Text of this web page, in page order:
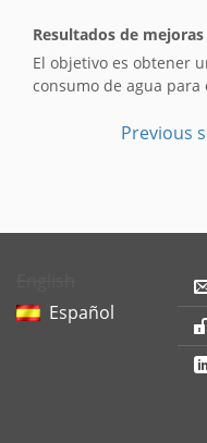
Resultados de
El objetivo es obtener
consumo de agua
Previous
Español